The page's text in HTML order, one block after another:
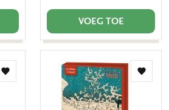
VOEG TOE
Toevoegen